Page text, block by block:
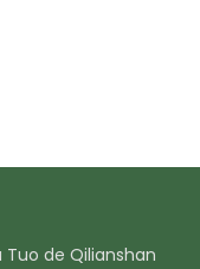
Tuo de Qilianshan